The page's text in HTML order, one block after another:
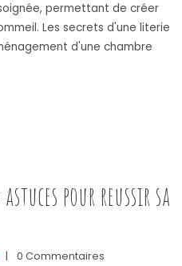
permettant de créer
Les secrets d'une literie
d'une chambre
pour reussir sa
| 0 Commentaires